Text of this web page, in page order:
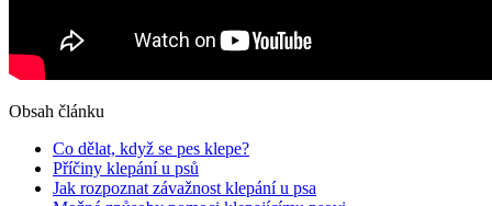
Obsah článku
Co dělat, když⁢ se pes klepe?
Příčiny klepání ⁤u psů
Jak rozpoznat závažnost klepání u psa